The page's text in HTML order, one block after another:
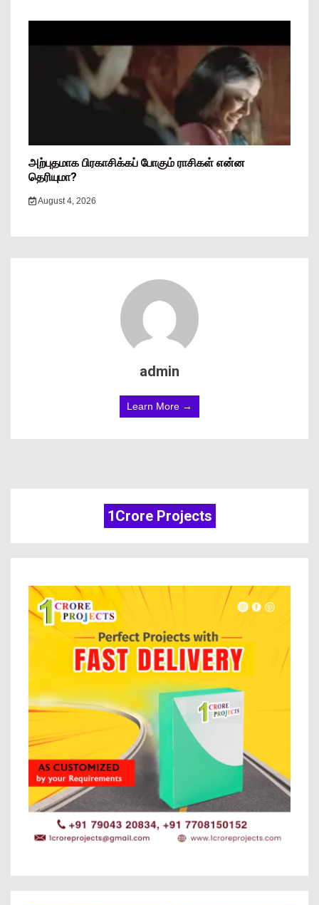
அற்புதமாக பிரகாசிக்கப் போகும் ராசிகள் என்ன
தெரியுமா?
August 4, 2026
admin
Learn More →
1Crore Projects